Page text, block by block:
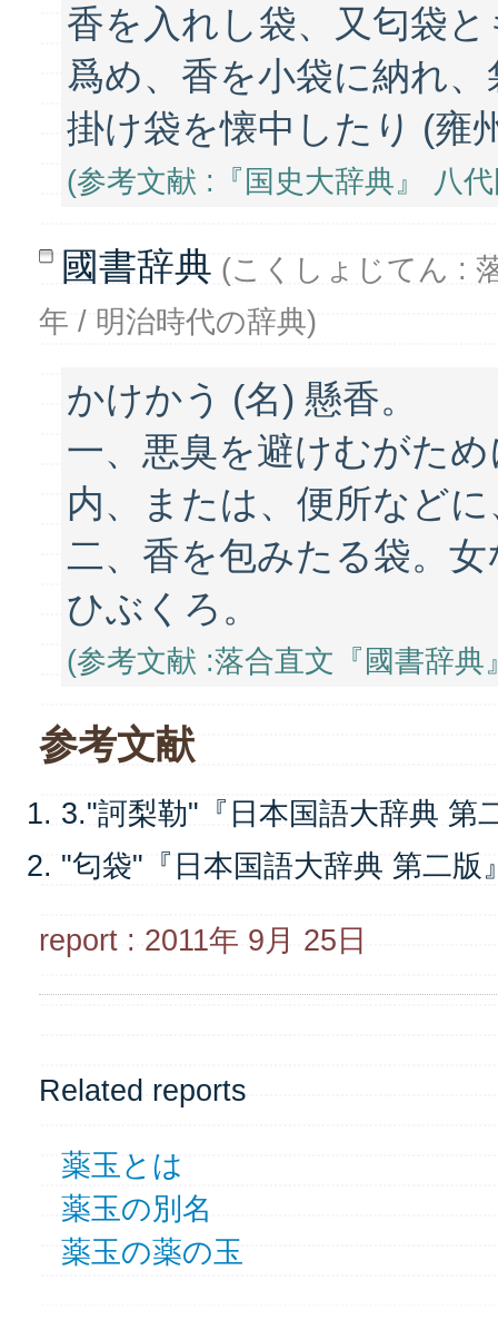
香を入れし袋、又匂袋
爲め、香を小袋に納れ
掛け袋を懐中したり (雍
(参考文献 :『国史大辞典』 八
國書辞典 (こくしょじてん :
年 / 明治時代の辞典)
かけかう (名) 懸香。
一、悪臭を避けむがた
内、または、便所など
二、香を包みたる袋。
ひぶくろ。
(参考文献 :落合直文『國書辞典
参考文献
3."訶梨勒"『日本国語大辞典 第
"匂袋"『日本国語大辞典 第二版
report : 2011年 9月 25日
Related reports
薬玉とは
薬玉の別名
薬玉の薬の玉